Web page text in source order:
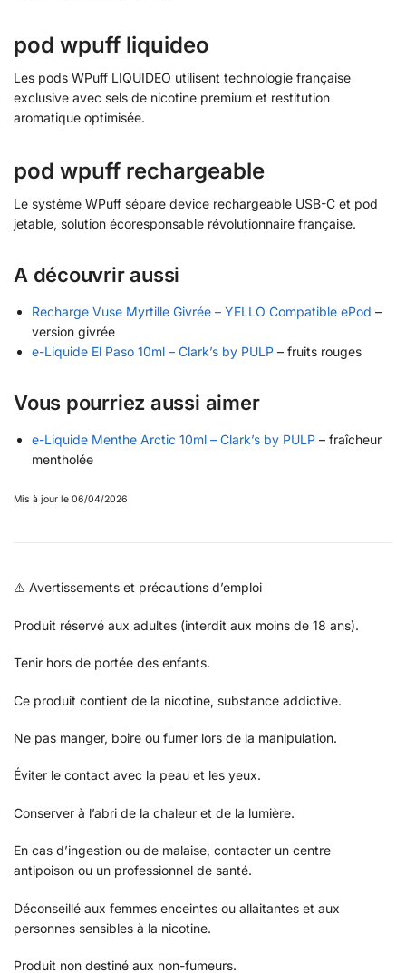
pod wpuff liquideo
Les pods WPuff LIQUIDEO utilisent technologie française
exclusive avec sels de nicotine premium et restitution
aromatique optimisée.
pod wpuff rechargeable
Le système WPuff sépare device rechargeable USB-C et pod
jetable, solution écoresponsable révolutionnaire française.
A découvrir aussi
Recharge Vuse Myrtille Givrée – YELLO Compatible ePod –
version givrée
e-Liquide El Paso 10ml – Clark’s by PULP – fruits rouges
Vous pourriez aussi aimer
e-Liquide Menthe Arctic 10ml – Clark’s by PULP – fraîcheur
mentholée
Mis à jour le 06/04/2026
⚠️ Avertissements et précautions d’emploi
Produit réservé aux adultes (interdit aux moins de 18 ans).
Tenir hors de portée des enfants.
Ce produit contient de la nicotine, substance addictive.
Ne pas manger, boire ou fumer lors de la manipulation.
Éviter le contact avec la peau et les yeux.
Conserver à l’abri de la chaleur et de la lumière.
En cas d’ingestion ou de malaise, contacter un centre
antipoison ou un professionnel de santé.
Déconseillé aux femmes enceintes ou allaitantes et aux
personnes sensibles à la nicotine.
Produit non destiné aux non-fumeurs.